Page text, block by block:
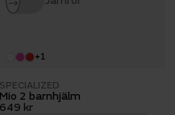
+1
SPECIALIZED
Mio 2 barnhjälm
649 kr